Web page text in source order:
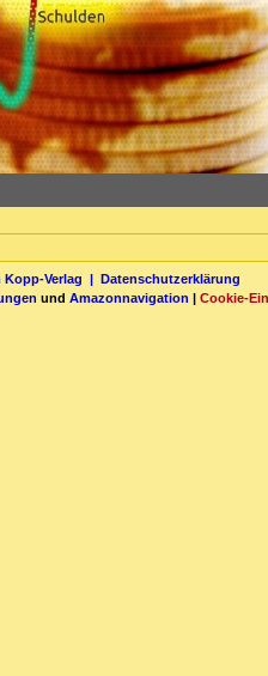
Kopp-Verlag | Datenschutzerklärung
und Amazonnavigation | Cookie-